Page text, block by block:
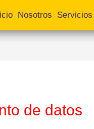
Nosotros Servicios
de datos